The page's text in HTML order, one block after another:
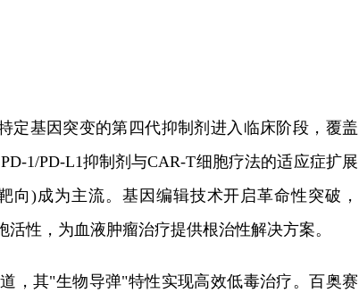
定基因突变的第四代抑制剂进入临床阶段，覆盖
1/PD-L1抑制剂与CAR-T细胞疗法的适应症扩展
向)成为主流。基因编辑技术开启革命性突破，
性，为血液肿瘤治疗提供根治性解决方案。
，其"生物导弹"特性实现高效低毒治疗。百奥赛